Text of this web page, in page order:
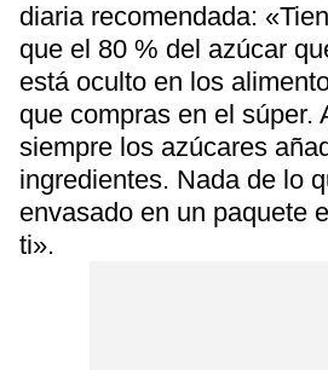
diaria recomendada:
que el 80 % del azúcar
está oculto en los
que compras en el súper.
siempre los azúcares
ingredientes. Nada de lo
envasado en un paquete
ti».